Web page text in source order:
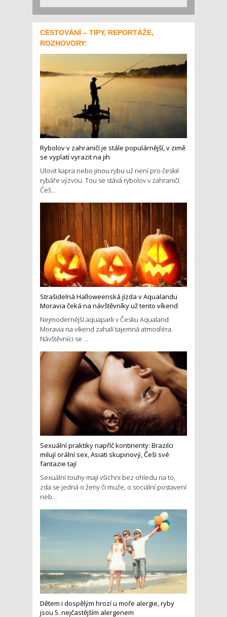
CESTOVÁNÍ – TIPY, REPORTÁŽE,
ROZHOVORY:
Rybolov v zahraničí je stále populárnější, v zimě
se vyplatí vyrazit na jih
Ulovit kapra nebo jinou rybu už není pro české
rybáře výzvou. Tou se stává rybolov v zahraničí.
Češ...
Strašidelná Halloweenská jízda v Aqualandu
Moravia čeká na návštěvníky už tento víkend
Nejmodernější aquapark v Česku Aqualand
Moravia na víkend zahalí tajemná atmosféra.
Návštěvníci se ...
Sexuální praktiky napříč kontinenty: Brazilci
milují orální sex, Asiati skupinový, Češi své
fantazie tají
Sexuální touhy mají všichni bez ohledu na to,
zda se jedná o ženy či muže, o sociální postavení
neb...
Dětem i dospělým hrozí u moře alergie, ryby
jsou 5. nejčastějším alergenem